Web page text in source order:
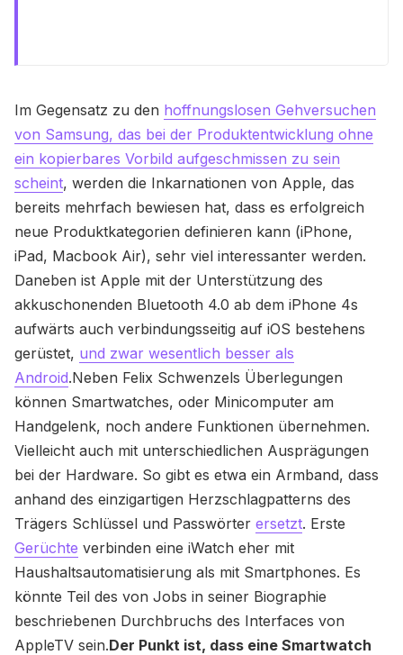
Im Gegensatz zu den hoffnungslosen Gehversuchen
von Samsung, das bei der Produktentwicklung ohne
ein kopierbares Vorbild aufgeschmissen zu sein
scheint, werden die Inkarnationen von Apple, das
bereits mehrfach bewiesen hat, dass es erfolgreich
neue Produktkategorien definieren kann (iPhone,
iPad, Macbook Air), sehr viel interessanter werden.
Daneben ist Apple mit der Unterstützung des
akkuschonenden Bluetooth 4.0 ab dem iPhone 4s
aufwärts auch verbindungsseitig auf iOS bestehens
gerüstet, und zwar wesentlich besser als
Android.Neben Felix Schwenzels Überlegungen
können Smartwatches, oder Minicomputer am
Handgelenk, noch andere Funktionen übernehmen.
Vielleicht auch mit unterschiedlichen Ausprägungen
bei der Hardware. So gibt es etwa ein Armband, dass
anhand des einzigartigen Herzschlagpatterns des
Trägers Schlüssel und Passwörter ersetzt. Erste
Gerüchte verbinden eine iWatch eher mit
Haushaltsautomatisierung als mit Smartphones. Es
könnte Teil des von Jobs in seiner Biographie
beschriebenen Durchbruchs des Interfaces von
AppleTV sein.Der Punkt ist, dass eine Smartwatch